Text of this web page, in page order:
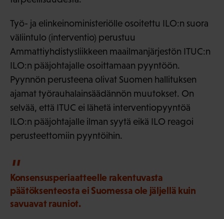
Työ- ja elinkeinoministeriölle osoitettu ILO:n suora
väliintulo (interventio) perustuu
Ammattiyhdistysliikkeen maailmanjärjestön ITUC:n
ILO:n pääjohtajalle osoittamaan pyyntöön.
Pyynnön perusteena olivat Suomen hallituksen
ajamat työrauhalainsäädännön muutokset. On
selvää, että ITUC ei lähetä interventiopyyntöä
ILO:n pääjohtajalle ilman syytä eikä ILO reagoi
perusteettomiin pyyntöihin.
Konsensusperiaatteelle rakentuvasta
päätöksenteosta ei Suomessa ole jäljellä kuin
savuavat rauniot.